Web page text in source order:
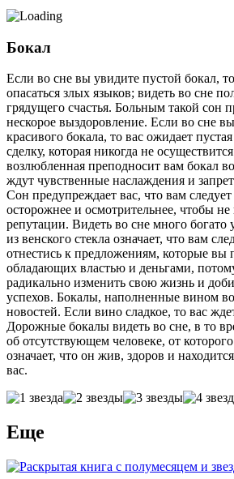
Бокал
Если во сне вы увидите пустой бокал,
опасаться злых языков; видеть во сне
грядущего счастья. Больным такой сон
нескорое выздоровление. Если во сне
красивого бокала, то вас ожидает
сделку, которая никогда не
возлюбленная преподносит вам бокал
ждут чувственные наслаждения и
Сон предупреждает вас, что вам следует
осторожнее и осмотрительнее, чтобы
репутации. Видеть во сне много
из венского стекла означает, что вам
отнестись к предложениям, которые вы
обладающих властью и деньгами,
радикально изменить свою жизнь и
успехов. Бокалы, наполненные вином
новостей. Если вино слад­кое, то вас
Дорожные бокалы видеть во сне, в то
об отсутствующем человеке, от
означает, что он жив, здоров и
вас.
Еще